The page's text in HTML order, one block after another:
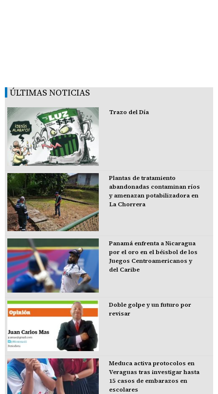
ÚLTIMAS NOTICIAS
Trazo del Día
Plantas de tratamiento
abandonadas contaminan ríos
y amenazan potabilizadora en
La Chorrera
Panamá enfrenta a Nicaragua
por el oro en el béisbol de los
Juegos Centroamericanos y
del Caribe
Doble golpe y un futuro por
revisar
Meduca activa protocolos en
Veraguas tras investigar hasta
15 casos de embarazos en
escolares